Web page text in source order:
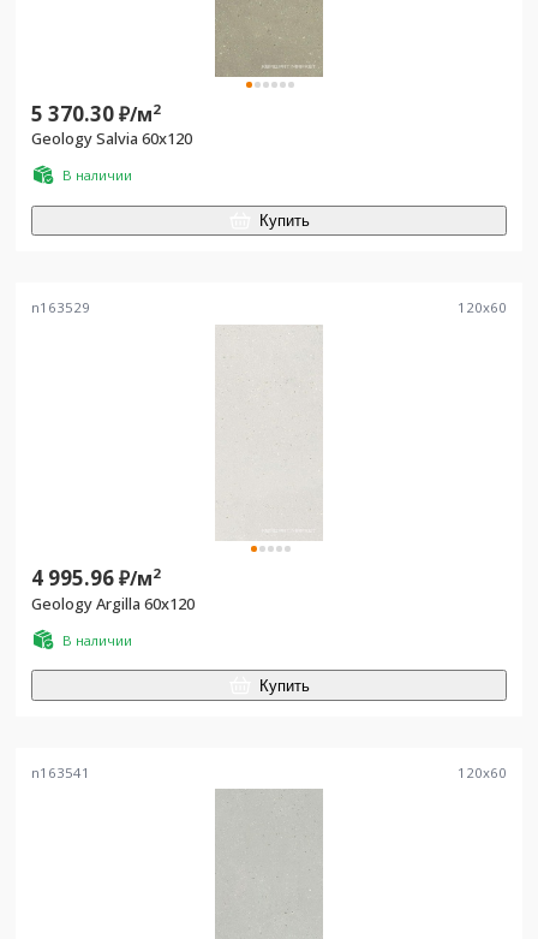
5 370.30₽/м2
Geology Salvia 60x120
В наличии
Купить
n163529 120x60
4 995.96₽/м2
Geology Argilla 60x120
В наличии
Купить
n163541 120x60